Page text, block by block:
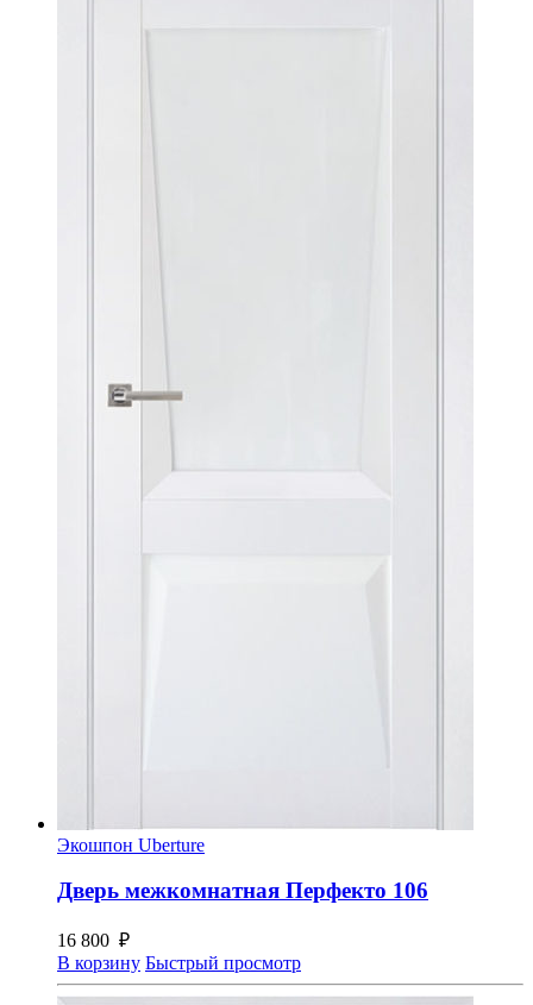
Экошпон Uberture
Дверь межкомнатная Перфекто 106
16 800 ₽
В корзину Быстрый просмотр